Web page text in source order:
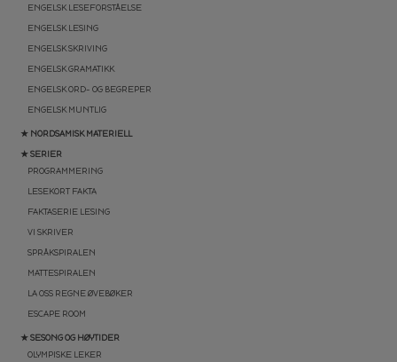
ENGELSK LESEFORSTÅELSE
ENGELSK LESING
ENGELSK SKRIVING
ENGELSK GRAMATIKK
ENGELSK ORD- OG BEGREPER
ENGELSK MUNTLIG
★ NORDSAMISK MATERIELL
★ SERIER
PROGRAMMERING
LESEKORT FAKTA
FAKTASERIE LESING
VI SKRIVER
SPRÅKSPIRALEN
MATTESPIRALEN
LA OSS REGNE ØVEBØKER
ESCAPE ROOM
★ SESONG OG HØYTIDER
OLYMPISKE LEKER